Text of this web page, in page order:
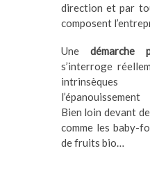
direction et par
composent
Une démarche
s’interroge
Bien loin devant
comme les baby-
de fruits bio…